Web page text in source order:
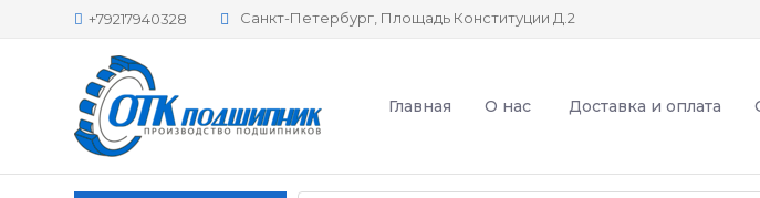
+79217940328 Санкт-Петербург, Площадь Конституции Д.2
Главная О нас Доставка и оплата